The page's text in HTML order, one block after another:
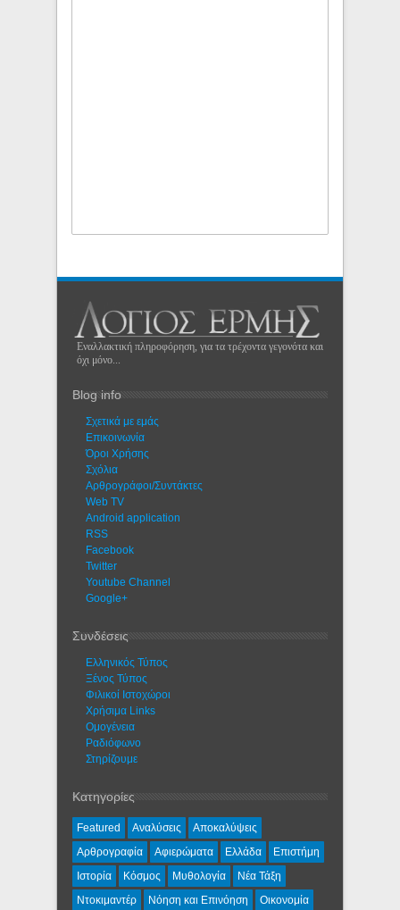
Εναλλακτική πληροφόρηση, για τα τρέχοντα γεγονότα και
όχι μόνο...
Blog info
Σχετικά με εμάς
Eπικοινωνία
Όροι Χρήσης
Σχόλια
Αρθρογράφοι/Συντάκτες
Web TV
Android application
RSS
Facebook
Twitter
Youtube Channel
Google+
Συνδέσεις
Ελληνικός Τύπος
Ξένος Τύπος
Φιλικοί Ιστοχώροι
Χρήσιμα Links
Ομογένεια
Ραδιόφωνο
Στηρίζουμε
Κατηγορίες
Featured Αναλύσεις
Αποκαλύψεις
Αρθρογραφία
Αφιερώματα Ελλάδα
Επιστήμη
Ιστορία
Κόσμος Μυθολογία
Νέα Τάξη
Ντοκιμαντέρ
Νόηση και Επινόηση Οικονομία